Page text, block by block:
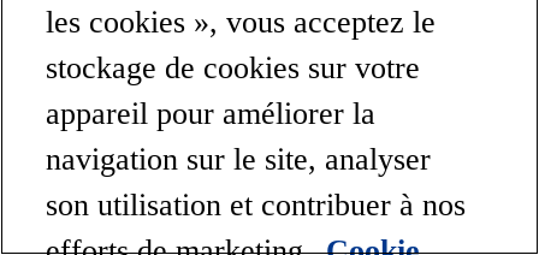
les cookies », vous acceptez le
stockage de cookies sur votre
appareil pour améliorer la
navigation sur le site, analyser
son utilisation et contribuer à nos